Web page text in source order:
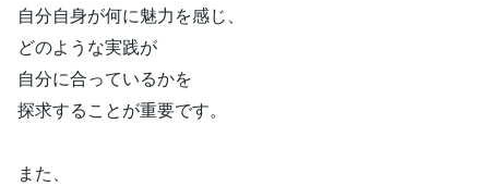
自分自身が何に魅力を感じ、
どのような実践が
自分に合っているかを
探求することが重要です。
また、